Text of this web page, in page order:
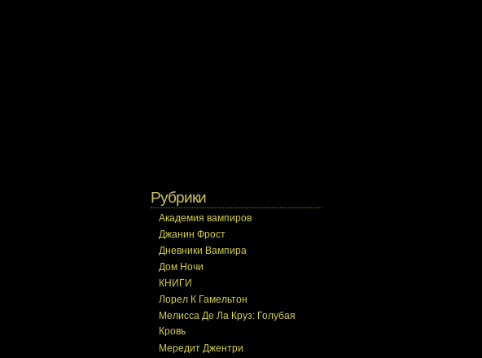
Рубрики
Академия вампиров
Джанин Фрост
Дневники Вампира
Дом Ночи
КНИГИ
Лорел К Гамельтон
Мелисса Де Ла Круз: Голубая
Кровь
Мередит Джентри